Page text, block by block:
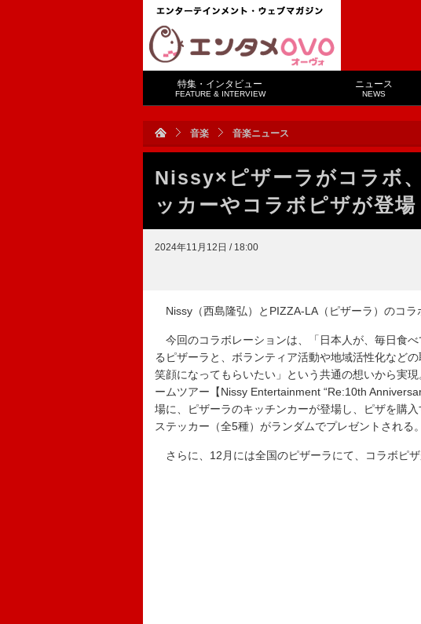
特集・インタビュー
FEATURE & INTERVIEW
ニュース
NEWS
音楽 音楽ニュース
Nissy×ピザーラがコラボ
ッカーやコラボピザが登場
2024年11月12日 / 18:00
Nissy（西島隆弘）とPIZZA-LA（ピザーラ）のコラ
今回のコラボレーションは、「日本人が、毎日食
るピザーラと、ボランティア活動や地域活性化など
笑顔になってもらいたい」という共通の想いから実
ームツアー【Nissy Entertainment “Re:10th
場に、ピザーラのキッチンカーが登場し、ピザを購
ステッカー（全5種）がランダムでプレゼントされる。
さらに、12月には全国のピザーラにて、コラボピザ